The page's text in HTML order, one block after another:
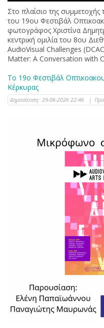
Στο πλαίσιο της
του 19ου Φεστιβάλ
φωτογράφος Χριστίνα
κεντρική ομιλία του 8ου
AudioVisual Challenges
Matter: A Conversation with
Το 19ο Φεστιβάλ
Κέρκυρας
Δημοσίευση: 29-06-2026 22:46 |